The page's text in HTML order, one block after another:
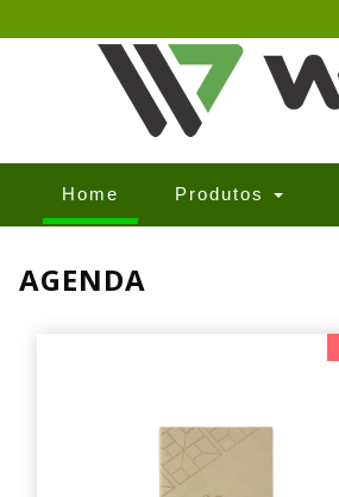
Home (current)Produtos
AGENDA